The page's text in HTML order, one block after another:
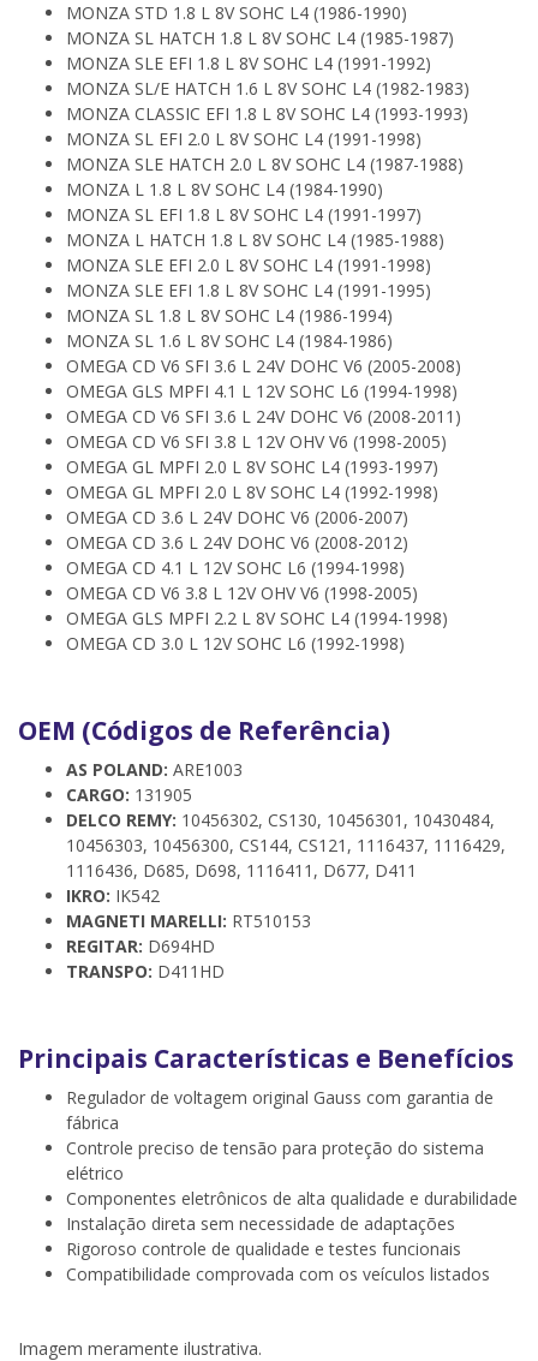
MONZA STD 1.8 L 8V SOHC L4 (1986-1990)
MONZA SL HATCH 1.8 L 8V SOHC L4 (1985-1987)
MONZA SLE EFI 1.8 L 8V SOHC L4 (1991-1992)
MONZA SL/E HATCH 1.6 L 8V SOHC L4 (1982-1983)
MONZA CLASSIC EFI 1.8 L 8V SOHC L4 (1993-1993)
MONZA SL EFI 2.0 L 8V SOHC L4 (1991-1998)
MONZA SLE HATCH 2.0 L 8V SOHC L4 (1987-1988)
MONZA L 1.8 L 8V SOHC L4 (1984-1990)
MONZA SL EFI 1.8 L 8V SOHC L4 (1991-1997)
MONZA L HATCH 1.8 L 8V SOHC L4 (1985-1988)
MONZA SLE EFI 2.0 L 8V SOHC L4 (1991-1998)
MONZA SLE EFI 1.8 L 8V SOHC L4 (1991-1995)
MONZA SL 1.8 L 8V SOHC L4 (1986-1994)
MONZA SL 1.6 L 8V SOHC L4 (1984-1986)
OMEGA CD V6 SFI 3.6 L 24V DOHC V6 (2005-2008)
OMEGA GLS MPFI 4.1 L 12V SOHC L6 (1994-1998)
OMEGA CD V6 SFI 3.6 L 24V DOHC V6 (2008-2011)
OMEGA CD V6 SFI 3.8 L 12V OHV V6 (1998-2005)
OMEGA GL MPFI 2.0 L 8V SOHC L4 (1993-1997)
OMEGA GL MPFI 2.0 L 8V SOHC L4 (1992-1998)
OMEGA CD 3.6 L 24V DOHC V6 (2006-2007)
OMEGA CD 3.6 L 24V DOHC V6 (2008-2012)
OMEGA CD 4.1 L 12V SOHC L6 (1994-1998)
OMEGA CD V6 3.8 L 12V OHV V6 (1998-2005)
OMEGA GLS MPFI 2.2 L 8V SOHC L4 (1994-1998)
OMEGA CD 3.0 L 12V SOHC L6 (1992-1998)
OEM (Códigos de Referência)
AS POLAND: ARE1003
CARGO: 131905
DELCO REMY: 10456302, CS130, 10456301, 10430484,
10456303, 10456300, CS144, CS121, 1116437, 1116429,
1116436, D685, D698, 1116411, D677, D411
IKRO: IK542
MAGNETI MARELLI: RT510153
REGITAR: D694HD
TRANSPO: D411HD
Principais Características e Benefícios
Regulador de voltagem original Gauss com garantia de
fábrica
Controle preciso de tensão para proteção do sistema
elétrico
Componentes eletrônicos de alta qualidade e durabilidade
Instalação direta sem necessidade de adaptações
Rigoroso controle de qualidade e testes funcionais
Compatibilidade comprovada com os veículos listados
Imagem meramente ilustrativa.